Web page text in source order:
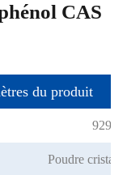
CAS
du produit
Poudre